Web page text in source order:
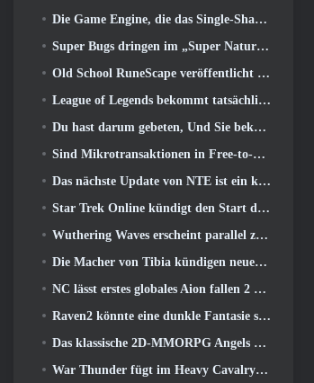
Die Game Engine, die das Single-Shard-Universum von Eve Online antreibt, ist jetzt Open Source
Super Bugs dringen im „Super Natural“-Update in Super Animal Royale ein
Old School RuneScape veröffentlicht die Großmeisterquest „The Blood Moon Rises“., Eine 20-jährige Questreihe geht zu Ende
League of Legends bekommt tatsächlich einen klassischen Modus
Du hast darum gebeten, Und Sie bekommen es. Gilden sind jetzt in Eterspire verfügbar
Sind Mikrotransaktionen in Free-to-Play-Spielen zu weit gegangen??
Das nächste Update von NTE ist ein kleiner Abstecher in ein Fantasy-Tabletop-Spiel
Star Trek Online kündigt den Start der kommenden „Undiscovered“-Staffel an
Wuthering Waves erscheint parallel zur Xbox-Version 3.5 Aktualisieren
Die Macher von Tibia kündigen neuen Playtest des Old-School-Zombie-MMORPGs an, Online bestehen bleiben
NC lässt erstes globales Aion fallen 2 Entwicklervideo, Details zum Spiel teilen
Raven2 könnte eine dunkle Fantasie sein, Aber das tut dem Sommerspaß keinen Abbruch
Das klassische 2D-MMORPG Angels Online Global startet heute
War Thunder fügt im Heavy Cavalry Update Raketenabwehrraketen und elektronische Unterstützungsmaßnahmen hinzu